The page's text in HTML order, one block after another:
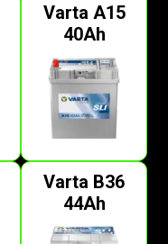
Varta A15
40Ah
Varta B36
44Ah